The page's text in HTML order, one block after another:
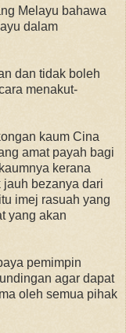
Melayu bahawa
dalam
dan tidak boleh
menakut-
kaum Cina
amat payah bagi
kerana
bezanya dari
imej rasuah yang
yang akan
pemimpin
agar dapat
oleh semua pihak